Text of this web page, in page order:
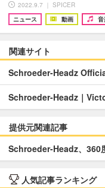
2022.9.7 ｜ SPICER
ニュース
動画
関連サイト
Schroeder-Headz
Schroeder-Headz｜
提供元関連記事
Schroeder-Headz、360
人気記事ランキング